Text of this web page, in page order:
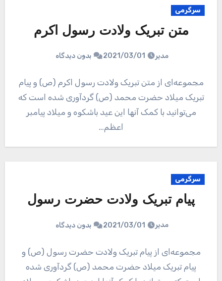
سرگرمی
متن تبریک ولادت رسول اکرم
مدیر 2021/03/01 بدون دیدگاه
مجموعه‌ای از متن تبریک ولادت رسول اکرم (ص) و پیام
تبریک میلاد حضرت محمد (ص) گردآوری شده است که
می‌توانید با کمک آنها این عید باشکوه و میلاد پیامبر
اعظم…
سرگرمی
پیام تبریک ولادت حضرت رسول
مدیر 2021/03/01 بدون دیدگاه
مجموعه‌ای از پیام تبریک ولادت حضرت رسول (ص) و
پیام تبریک میلاد حضرت محمد (ص) گردآوری شده